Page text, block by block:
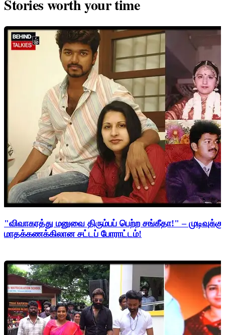
Stories worth your time
"விவாகரத்து மனுவை திரும்பப் பெற்ற சங்கீதா!" –
மாதக்கணக்கிலான சட்டப் போராட்டம்!